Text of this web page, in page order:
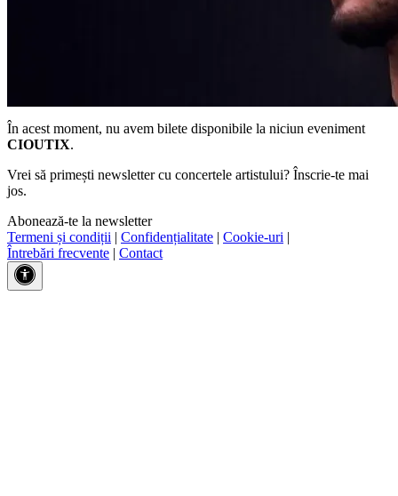
În acest moment, nu avem bilete disponibile la niciun eveniment
CIOUTIX.
Vrei să primești newsletter cu concertele artistului? Înscrie-te mai
jos.
Abonează-te la newsletter
Termeni și condiții | Confidențialitate | Cookie-uri |
Întrebări frecvente | Contact